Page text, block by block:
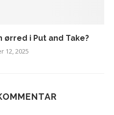
ørred i Put and Take?
12, 2025